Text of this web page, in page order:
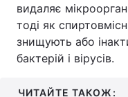
видаляє
тоді як
знищують або
бактерій і вірусів.
ЧИТАЙТЕ ТАКОЖ: